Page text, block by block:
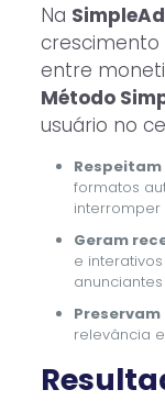
Na
crescimento
entre
Método
usuário no
formatos
Geram
e
anunciantes
relevância